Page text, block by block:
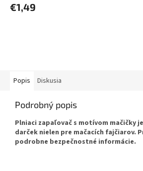
€1,49
Popis Diskusia
Podrobný popis
Plniaci zapaľovač s motívom mačičky
darček nielen pre mačacích fajčiarov.
podrobne bezpečnostné informácie.